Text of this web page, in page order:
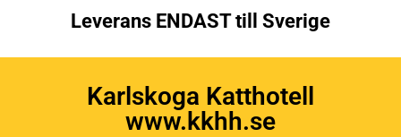
Leverans ENDAST till Sverige
Karlskoga Katthotell
www.kkhh.se